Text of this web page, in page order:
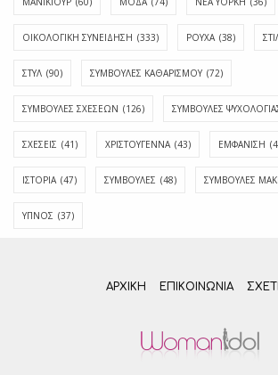
ΟΙΚΟΛΟΓΙΚΗ ΣΥΝΕΙΔΗΣΗ (333) ΡΟΥΧΑ (38)
ΣΤΥΛ (90) ΣΥΜΒΟΥΛΕΣ ΚΑΘΑΡΙΣΜΟΥ (72)
ΣΥΜΒΟΥΛΕΣ ΣΧΕΣΕΩΝ (126) ΣΥΜΒΟΥΛΕΣ
ΣΧΕΣΕΙΣ (41) ΧΡΙΣΤΟΥΓΕΝΝΑ (43) ΕΜΦΆΝΙΣΗ
ΙΣΤΟΡΊΑ (47) ΣΥΜΒΟΥΛΈΣ (48) ΣΥΜΒΟΥΛΈΣ
ΎΠΝΟΣ (37)
ΑΡΧΙΚΗ ΕΠΙΚΟΙΝΩΝΊΑ